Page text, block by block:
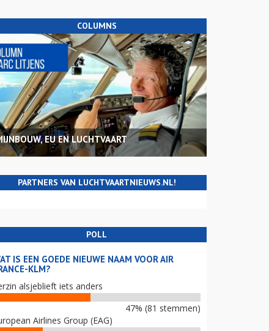
COLUMNS
EU EN LUCHTVAART
PARTNERS VAN LUCHTVAARTNIEUWS.NL!
POLL
IS EEN GOEDE NIEUWE NAAM VOOR AIR
KLM?
alsjeblieft iets anders
47% (81 stemmen)
Airlines Group (EAG)